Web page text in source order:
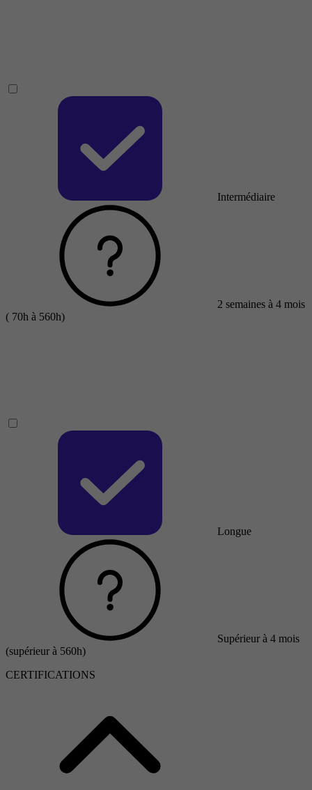
Intermédiaire
2 semaines à 4 mois
( 70h à 560h)
Longue
Supérieur à 4 mois
(supérieur à 560h)
CERTIFICATIONS